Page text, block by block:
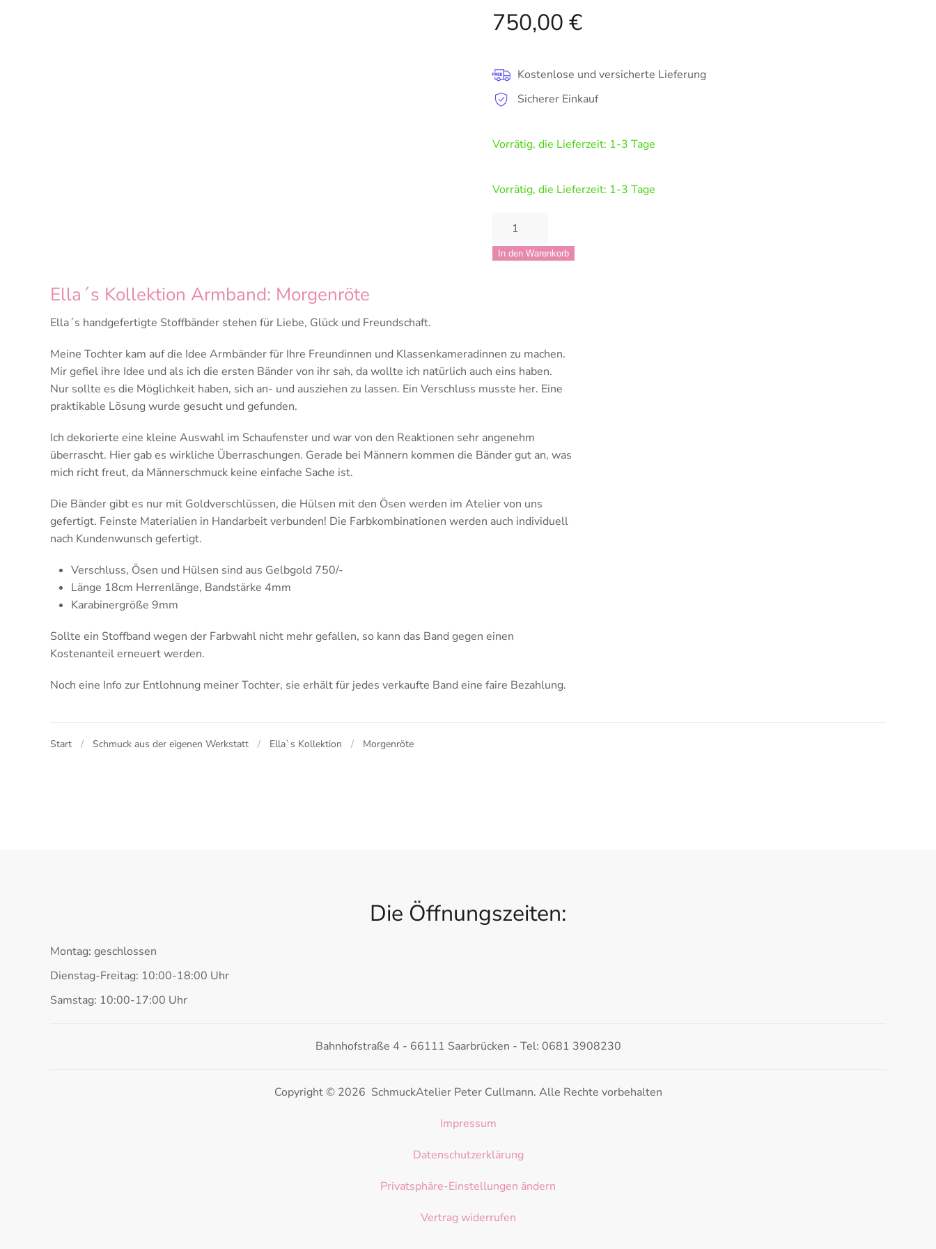
750,00 €
Kostenlose und versicherte Lieferung
Sicherer Einkauf
Vorrätig, die Lieferzeit: 1-3 Tage
Vorrätig, die Lieferzeit: 1-3 Tage
Morgenröte
Menge
In den Warenkorb
Ella´s Kollektion Armband: Morgenröte
Ella´s handgefertigte Stoffbänder stehen für Liebe, Glück und Freundschaft.
Meine Tochter kam auf die Idee Armbänder für Ihre Freundinnen und Klassenkameradinnen zu machen.
Mir gefiel ihre Idee und als ich die ersten Bänder von ihr sah, da wollte ich natürlich auch eins haben.
Nur sollte es die Möglichkeit haben, sich an- und ausziehen zu lassen. Ein Verschluss musste her. Eine
praktikable Lösung wurde gesucht und gefunden.
Ich dekorierte eine kleine Auswahl im Schaufenster und war von den Reaktionen sehr angenehm
überrascht. Hier gab es wirkliche Überraschungen. Gerade bei Männern kommen die Bänder gut an, was
mich richt freut, da Männerschmuck keine einfache Sache ist.
Die Bänder gibt es nur mit Goldverschlüssen, die Hülsen mit den Ösen werden im Atelier von uns
gefertigt. Feinste Materialien in Handarbeit verbunden! Die Farbkombinationen werden auch individuell
nach Kundenwunsch gefertigt.
Verschluss, Ösen und Hülsen sind aus Gelbgold 750/-
Länge 18cm Herrenlänge, Bandstärke 4mm
Karabinergröße 9mm
Sollte ein Stoffband wegen der Farbwahl nicht mehr gefallen, so kann das Band gegen einen
Kostenanteil erneuert werden.
Noch eine Info zur Entlohnung meiner Tochter, sie erhält für jedes verkaufte Band eine faire Bezahlung.
Start Schmuck aus der eigenen Werkstatt Ella`s Kollektion Morgenröte
Die Öffnungszeiten:
Montag: geschlossen
Dienstag-Freitag: 10:00-18:00 Uhr
Samstag: 10:00-17:00 Uhr
Bahnhofstraße 4 - 66111 Saarbrücken - Tel: 0681 3908230
Copyright © 2026 SchmuckAtelier Peter Cullmann. Alle Rechte vorbehalten
Impressum
Datenschutzerklärung
Privatsphäre-Einstellungen ändern
Vertrag widerrufen